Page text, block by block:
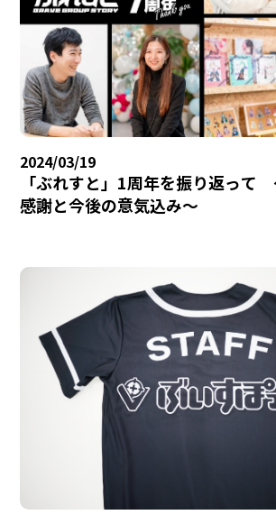
2024/03/19
「ぶれすと」1周年を振り返って
感謝と今後の意気込み～